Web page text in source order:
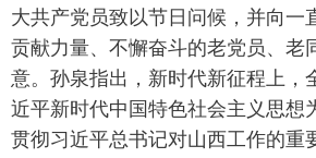
大共产党员致以节日问候，并向一
贡献力量、不懈奋斗的老党员、老
意。孙泉指出，新时代新征程上，
近平新时代中国特色社会主义思想
贯彻习近平总书记对山西工作的重